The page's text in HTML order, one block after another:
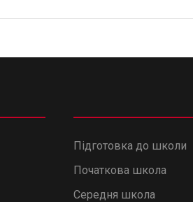
Підготовка до школи
Початкова школа
Середня школа